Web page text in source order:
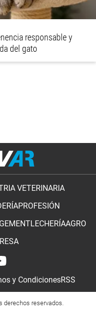
responsable y
del gato
VETERINARIA
PROFESIÓN
LECHERÍAAGRO
y CondicionesRSS
derechos reservados.